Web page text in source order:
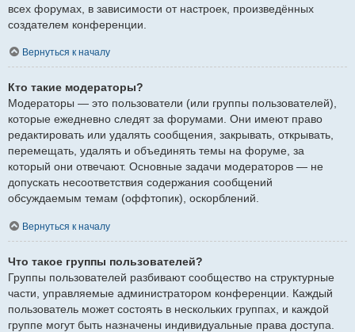
всех форумах, в зависимости от настроек, произведённых
создателем конференции.
Вернуться к началу
Кто такие модераторы?
Модераторы — это пользователи (или группы пользователей),
которые ежедневно следят за форумами. Они имеют право
редактировать или удалять сообщения, закрывать, открывать,
перемещать, удалять и объединять темы на форуме, за
который они отвечают. Основные задачи модераторов — не
допускать несоответствия содержания сообщений
обсуждаемым темам (оффтопик), оскорблений.
Вернуться к началу
Что такое группы пользователей?
Группы пользователей разбивают сообщество на структурные
части, управляемые администратором конференции. Каждый
пользователь может состоять в нескольких группах, и каждой
группе могут быть назначены индивидуальные права доступа.